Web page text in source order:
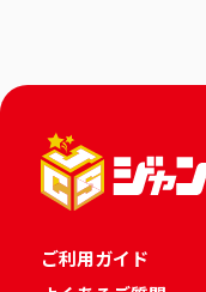
ご利用ガイド